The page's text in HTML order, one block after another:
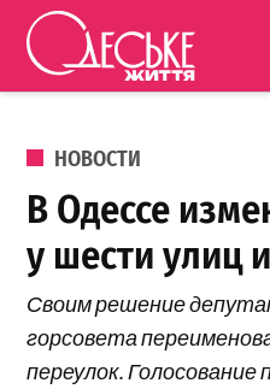
Перейти к содержанию
ОПУБЛИКОВАНО В
НОВОСТИ
В Одессе
у шести улиц
Своим решение
горсовета
переулок. Голосование